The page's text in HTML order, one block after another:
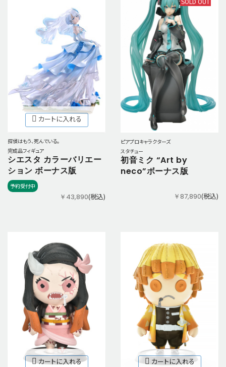
カートに入れる
探偵はもう、死んでいる。
完成品フィギュア
シエスタ カラーバリエー
ション ボーナス版
予約受付中
￥43,890(税込)
ピアプロキャラクターズ
スタチュー
初音ミク “Art by
neco”ボーナス版
￥87,890(税込)
カートに入れる カートに入れる